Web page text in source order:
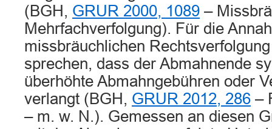
(BGH, GRUR 2000, 1089 –
Mehrfachverfolgung). Für die
missbräuchlichen
sprechen, dass der Abmahnende
überhöhte Abmahngebühren oder
verlangt (BGH, GRUR 2012, 286 –
– m. w. N.). Gemessen an diesen